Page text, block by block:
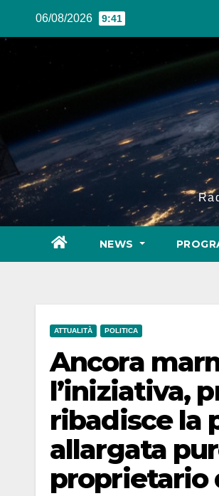
06/08/2026 9:41
NEWS
ATTUALITÀ POLITICA
Ancora
l’iniziativa,
ribadisce la
allargata
proprietario